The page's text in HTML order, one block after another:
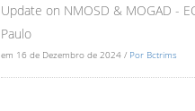
Update on NMOSD & MOGAD -
Paulo
em 16 de Dezembro de 2024 / Por Bctrims